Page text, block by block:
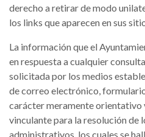
derecho a retirar de modo
los links que aparecen en sus
La información que el
en respuesta a cualquier
solicitada por los medios
de correo electrónico,
carácter meramente orientativo
vinculante para la resolución de
administrativos, los cuales se